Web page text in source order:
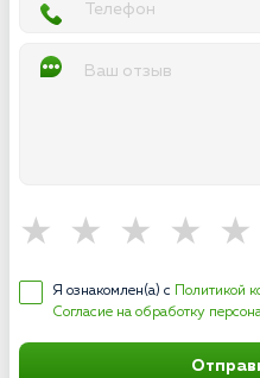
Я ознакомлен(а) с Политикой
Согласие на обработку